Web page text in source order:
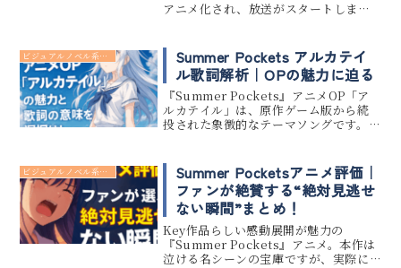
アニメ化され、放送がスタートしま
網羅的にご紹介します。2024年末から
続々発表され...
ビジュアルノベル系 アニメ
Summer Pockets アルカテイ
ル歌詞解析｜OPの魅力に迫る
『Summer Pockets』アニメOP「ア
ルカテイル」は、原作ゲーム版から続
投された象徴的なテーマソングです。本
映像とのリンクも含めて、その魅力を
徹底解説します。失わ...
ビジュアルノベル系 アニメ
Summer Pocketsアニメ評価｜
ファンが絶賛する“絶対見逃せ
ない瞬間”まとめ！
Key作品らしい感動展開が魅力の
『Summer Pockets』アニメ。本作は
泣ける名シーンの宝庫ですが、実際に